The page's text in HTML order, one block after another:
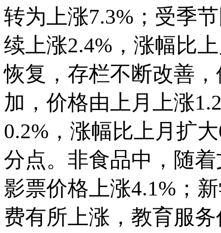
转为上涨7.3%；受季
续上涨2.4%，涨幅比
恢复，存栏不断改善
加，价格由上月上涨
0.2%，涨幅比上月扩
分点。非食品中，随
影票价格上涨4.1%；
费有所上涨，教育服